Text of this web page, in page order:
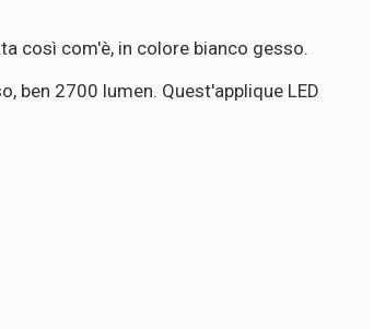
così com'è, in colore bianco gesso.
ben 2700 lumen. Quest'applique LED